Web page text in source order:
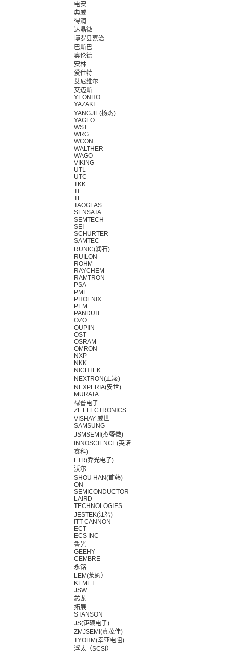
电安
典威
得润
达晶微
博罗县嘉治
巴斯巴
奥伦德
安林
爱仕特
艾尼维尔
艾迈斯
YEONHO
YAZAKI
YANGJIE(扬杰)
YAGEO
WST
WRG
WCON
WALTHER
WAGO
VIKING
UTL
UTC
TKK
TI
TE
TAOGLAS
SENSATA
SEMTECH
SEI
SCHURTER
SAMTEC
RUNIC(润石)
RUILON
ROHM
RAYCHEM
RAMTRON
PSA
PML
PHOENIX
PEM
PANDUIT
OZO
OUPIIN
OST
OSRAM
OMRON
NXP
NKK
NICHTEK
NEXTRON(正凌)
NEXPERIA(安世)
MURATA
禄普电子
ZF ELECTRONICS
VISHAY 威世
SAMSUNG
JSMSEMI(杰盛微)
INNOSCIENCE(英诺
赛科)
FTR(乔光电子)
沃尔
SHOU HAN(首韩)
ON
SEMICONDUCTOR
LAIRD
TECHNOLOGIES
JESTEK(江智)
ITT CANNON
ECT
ECS INC
鲁光
GEEHY
CEMBRE
永铭
LEM(莱姆）
KEMET
JSW
芯龙
拓展
STANSON
JS(钜硕电子)
ZMJSEMI(真茂佳)
TYOHM(幸亚电阻)
浮太（SCSI）